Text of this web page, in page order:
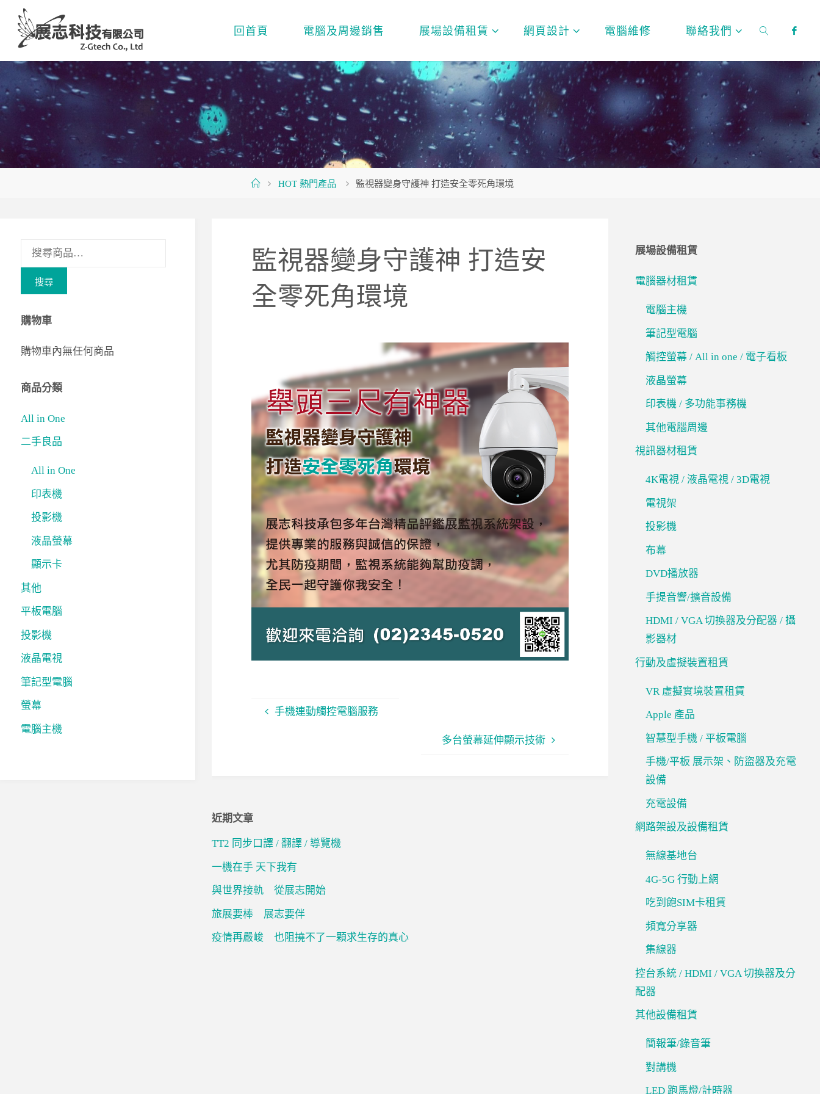
content
回首頁 電腦及周邊銷售 展場設備租賃 網頁設計 電腦維修 聯絡我們
SEARCH
HomeHOT 熱門產品 監視器變身守護神 打造安全零死角環境
監視器變身守護神 打造安
全零死角環境
手機連動觸控電腦服務
多台螢幕延伸顯示技術
近期文章
TT2 同步口譯 / 翻譯 / 導覽機
一機在手 天下我有
與世界接軌 從展志開始
旅展要棒 展志要伴
疫情再嚴峻 也阻撓不了一顆求生存的真心
尋
字:
搜尋
購物車
購物車內無任何商品
商品分類
All in One
二手良品
All in One
印表機
投影機
液晶螢幕
顯示卡
其他
平板電腦
投影機
液晶電視
筆記型電腦
螢幕
電腦主機
展場設備租賃
電腦器材租賃
電腦主機
筆記型電腦
觸控螢幕 / All in one / 電子看板
液晶螢幕
印表機 / 多功能事務機
其他電腦周邊
視訊器材租賃
4K電視 / 液晶電視 / 3D電視
電視架
投影機
布幕
DVD播放器
手提音響/擴音設備
HDMI / VGA 切換器及分配器 / 攝
影器材
行動及虛擬裝置租賃
VR 虛擬實境裝置租賃
Apple 產品
智慧型手機 / 平板電腦
手機/平板 展示架、防盜器及充電
設備
充電設備
網路架設及設備租賃
無線基地台
4G-5G 行動上網
吃到飽SIM卡租賃
頻寬分享器
集線器
控台系統 / HDMI / VGA 切換器及分
配器
其他設備租賃
簡報筆/錄音筆
對講機
LED 跑馬燈/計時器